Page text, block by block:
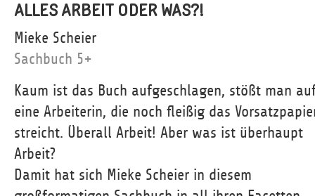
ALLES ARBEIT ODER WAS?!
Mieke Scheier
Sachbuch 5+
Kaum ist das Buch aufgeschlagen, stößt man
eine Arbeiterin, die noch fleißig das
streicht. Überall Arbeit! Aber was ist überhaupt
Arbeit?
Damit hat sich Mieke Scheier in diesem